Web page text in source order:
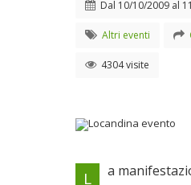
Dal 10/10/2009 al
Altri eventi
4304 visite
Locandina evento
Dal 10/10/2009
L
a